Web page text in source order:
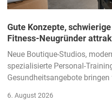
Gute Konzepte,
Fitness-Neugründer
Neue Boutique-Studios,
spezialisierte Personal-
Gesundheitsangebote bringen
6. August 2026